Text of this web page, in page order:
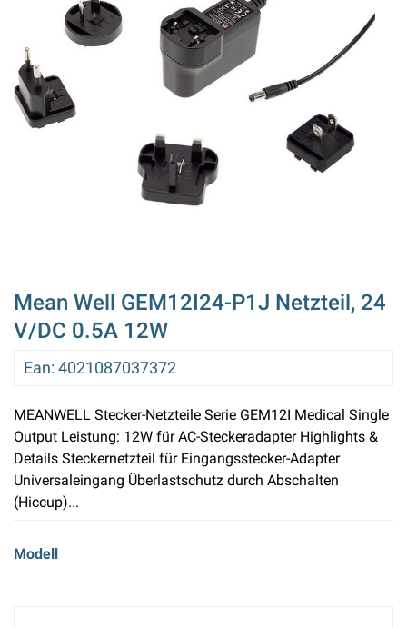
Mean Well GEM12I24-P1J Netzteil, 24
V/DC 0.5A 12W
Ean: 4021087037372
MEANWELL Stecker-Netzteile Serie GEM12I Medical Single
Output Leistung: 12W für AC-Steckeradapter Highlights &
Details Steckernetzteil für Eingangsstecker-Adapter
Universaleingang Überlastschutz durch Abschalten
(Hiccup)...
Modell